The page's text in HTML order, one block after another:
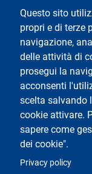
Questo sito
propri e di terze
navigazione,
delle attività di
prosegui la
acconsenti
scelta salvando
cookie attivare.
sapere come
dei cookie".
Privacy policy
Testo
Università degli
Via Festa del
Tel.+39 02 5032
Posta elettronica
Logo